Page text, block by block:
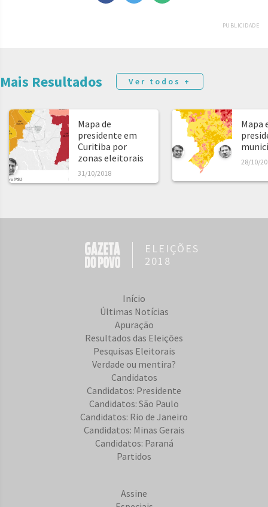
PUBLICIDADE
Mais Resultados Ver todos +
Mapa de
presidente em
Curitiba por
zonas eleitorais
31/10/2018
Mapa
28/10/
ELEIÇÕES
2018
Início
Últimas Notícias
Apuração
Resultados das Eleições
Pesquisas Eleitorais
Verdade ou mentira?
Candidatos
Candidatos: Presidente
Candidatos: São Paulo
Candidatos: Rio de Janeiro
Candidatos: Minas Gerais
Candidatos: Paraná
Partidos
Assine